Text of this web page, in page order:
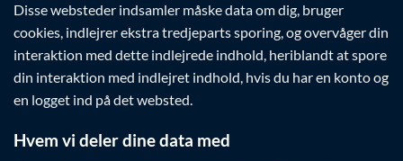
Disse websteder indsamler måske data om dig, bruger
cookies, indlejrer ekstra tredjeparts sporing, og overvåger din
interaktion med dette indlejrede indhold, heriblandt at spore
din interaktion med indlejret indhold, hvis du har en konto og
en logget ind på det websted.
Hvem vi deler dine data med